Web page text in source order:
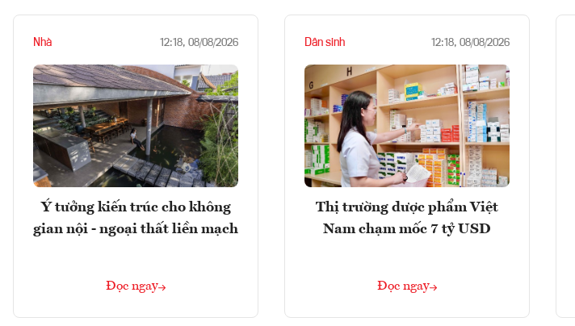
Nhà 12:18, 08/08/2026
Ý tưởng kiến trúc cho không
gian nội - ngoại thất liền mạch
Đọc ngay
Dân sinh 12:18, 08/08/2026
Thị trường dược phẩm Việt
Nam chạm mốc 7 tỷ USD
Đọc ngay